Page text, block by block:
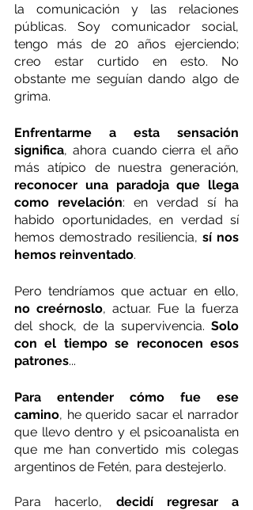
la comunicación y las relaciones
públicas. Soy comunicador social,
tengo más de 20 años ejerciendo;
creo estar curtido en esto. No
obstante me seguían dando algo de
grima.
Enfrentarme a esta sensación
significa, ahora cuando cierra el año
reconocer una paradoja que llega
como revelación: en verdad sí ha
habido oportunidades, en verdad sí
hemos demostrado resiliencia, sí nos
hemos reinventado.
no creérnoslo, actuar. Fue la fuerza
del shock, de la supervivencia. Solo
con el tiempo se reconocen esos
patrones...
Para entender cómo fue ese
camino, he querido sacar el narrador
que llevo dentro y el psicoanalista en
que me han convertido mis colegas
argentinos de Fetén, para destejerlo.
Para hacerlo, decidí regresar a